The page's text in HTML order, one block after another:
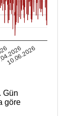
10.06.2026
Gün
göre